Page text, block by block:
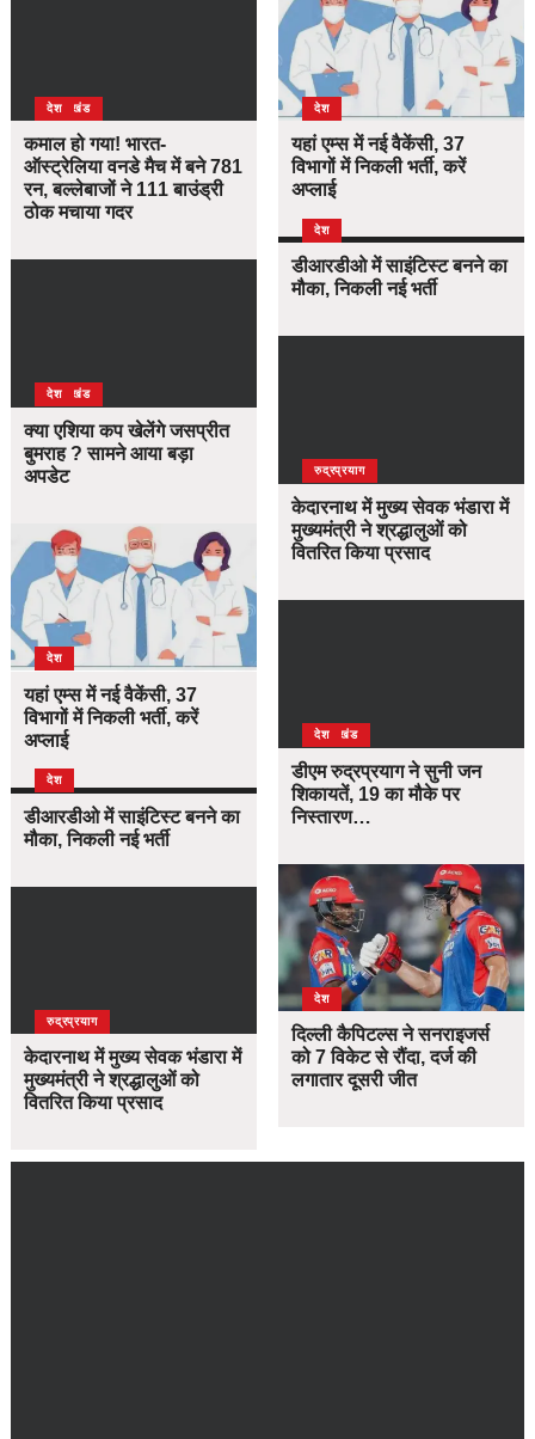
उत्तराखंड
देश
कमाल हो गया! भारत-
ऑस्ट्रेलिया वनडे मैच में बने 781
रन, बल्लेबाजों ने 111 बाउंड्री
ठोक मचाया गदर
उत्तराखंड
देश
क्या एशिया कप खेलेंगे जसप्रीत
बुमराह ? सामने आया बड़ा
अपडेट
देश
यहां एम्स में नई वैकेंसी, 37
विभागों में निकली भर्ती, करें
अप्लाई
देश
डीआरडीओ में साइंटिस्ट बनने का
मौका, निकली नई भर्ती
उत्तराखंड
देश
रुद्रप्रयाग
केदारनाथ में मुख्य सेवक भंडारा में
मुख्यमंत्री ने श्रद्धालुओं को
वितरित किया प्रसाद
देश
यहां एम्स में नई वैकेंसी, 37
विभागों में निकली भर्ती, करें
अप्लाई
देश
डीआरडीओ में साइंटिस्ट बनने का
मौका, निकली नई भर्ती
उत्तराखंड
देश
रुद्रप्रयाग
केदारनाथ में मुख्य सेवक भंडारा में
मुख्यमंत्री ने श्रद्धालुओं को
वितरित किया प्रसाद
उत्तराखंड
देश
डीएम रुद्रप्रयाग ने सुनी जन
शिकायतें, 19 का मौके पर
निस्तारण…
देश
दिल्ली कैपिटल्स ने सनराइजर्स
को 7 विकेट से रौंदा, दर्ज की
लगातार दूसरी जीत